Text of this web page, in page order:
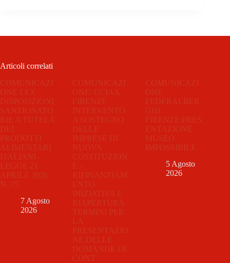
Articoli correlati
COMUNICAZI
ONE LEX:
DISPOSIZIONI
SANZIONATO
RIE A TUTELA
DEI
PRODOTTI
ALIMENTARI
ITALIANI –
LEGGE 21
APRILE 2026
N. 75
7 Agosto
2026
COMUNICAZI
ONE: CCIAA
FIRENZE
INTERVENTO
A SOSTEGNO
DELLE
IMPRESE DI
NUOVA
COSTITUZION
E –
RIFINANZIAM
ENTO
INIZIATIVA E
RIAPERTURA
TERMINI PER
LA
PRESENTAZIO
NE DELLE
DOMANDE DI
CONT
COMUNICAZI
ONE
FEDERALBER
GHI
FIRENZE:PRES
ENTAZIONE
MUSEO
IMPOSSIBILE
5 Agosto
2026